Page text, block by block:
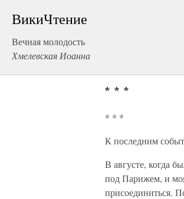
ВикиЧтение
Вечная молодость
Хмелевская Иоанна
* * *
* * *
К последним
В августе, когда
под Парижем, и
присоединиться.